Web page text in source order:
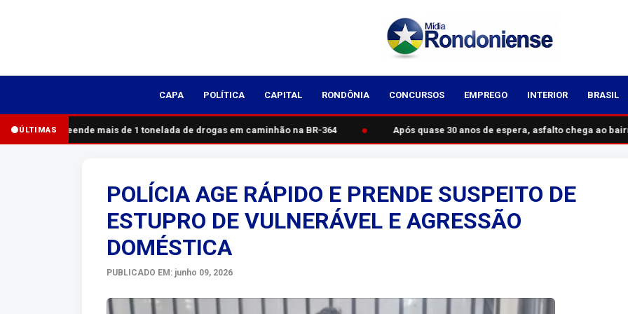
CAPA POLÍTICA CAPITAL RONDÔNIA CONCURSOS EMPREGO INTERIOR BRASIL
ÚLTIMAS
PRF apreende mais de 1 tonelada de drogas em caminhão na BR-364 Após quase 30 anos de espera, asfalto chega ao
POLÍCIA AGE RÁPIDO E PRENDE SUSPEITO DE
ESTUPRO DE VULNERÁVEL E AGRESSÃO
DOMÉSTICA
PUBLICADO EM: junho 09, 2026